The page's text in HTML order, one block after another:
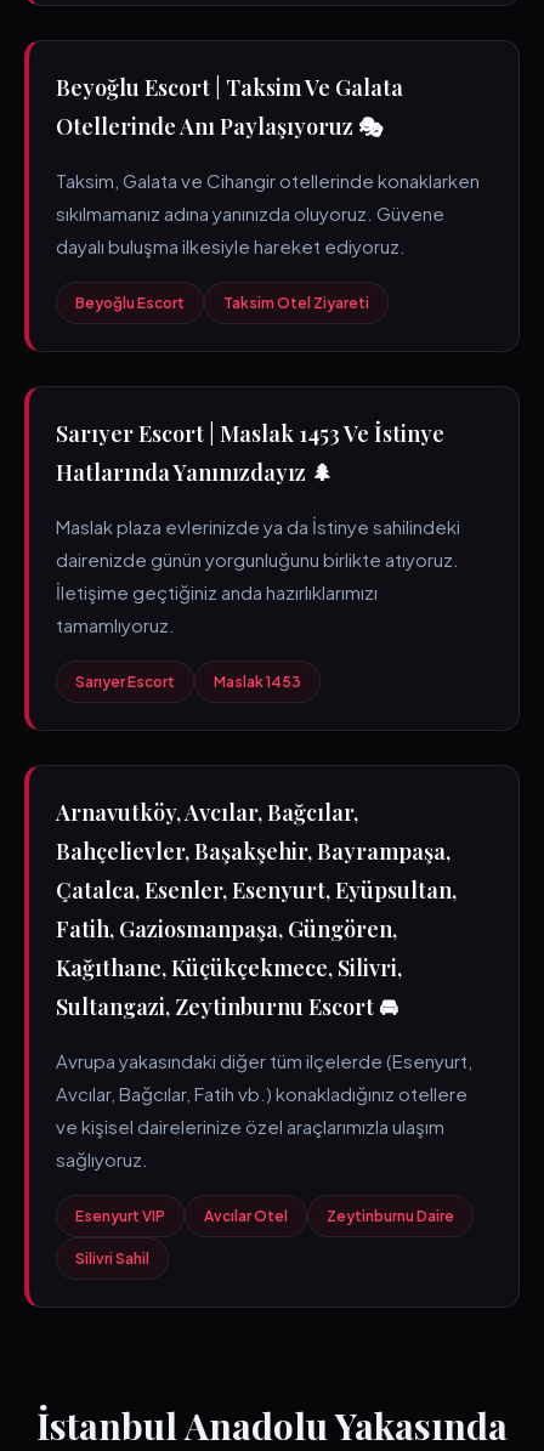
Beyoğlu Escort | Taksim Ve Galata
Otellerinde Anı Paylaşıyoruz 🎭
Taksim, Galata ve Cihangir otellerinde konaklarken
sıkılmamanız adına yanınızda oluyoruz. Güvene
dayalı buluşma ilkesiyle hareket ediyoruz.
Beyoğlu Escort Taksim Otel Ziyareti
Sarıyer Escort | Maslak 1453 Ve İstinye
Hatlarında Yanınızdayız 🌲
Maslak plaza evlerinizde ya da İstinye sahilindeki
dairenizde günün yorgunluğunu birlikte atıyoruz.
İletişime geçtiğiniz anda hazırlıklarımızı
tamamlıyoruz.
Sarıyer Escort Maslak 1453
Arnavutköy, Avcılar, Bağcılar,
Bahçelievler, Başakşehir, Bayrampaşa,
Çatalca, Esenler, Esenyurt, Eyüpsultan,
Fatih, Gaziosmanpaşa, Güngören,
Kağıthane, Küçükçekmece, Silivri,
Sultangazi, Zeytinburnu Escort 🚘
Avrupa yakasındaki diğer tüm ilçelerde (Esenyurt,
Avcılar, Bağcılar, Fatih vb.) konakladığınız otellere
ve kişisel dairelerinize özel araçlarımızla ulaşım
sağlıyoruz.
Esenyurt VIP Avcılar Otel Zeytinburnu Daire
Silivri Sahil
İstanbul Anadolu Yakasında